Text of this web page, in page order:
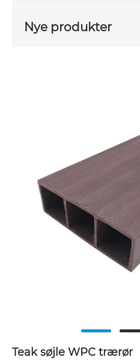
Nye produkter
Teak søjle WPC trærør